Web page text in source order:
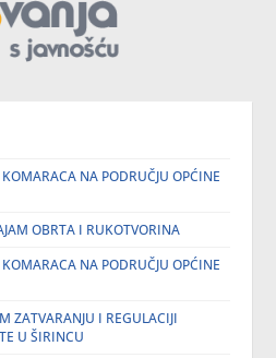
NA PODRUČJU OPĆINE
OBRTA I RUKOTVORINA
NA PODRUČJU OPĆINE
ZATVARANJU I REGULACIJI
U ŠIRINCU